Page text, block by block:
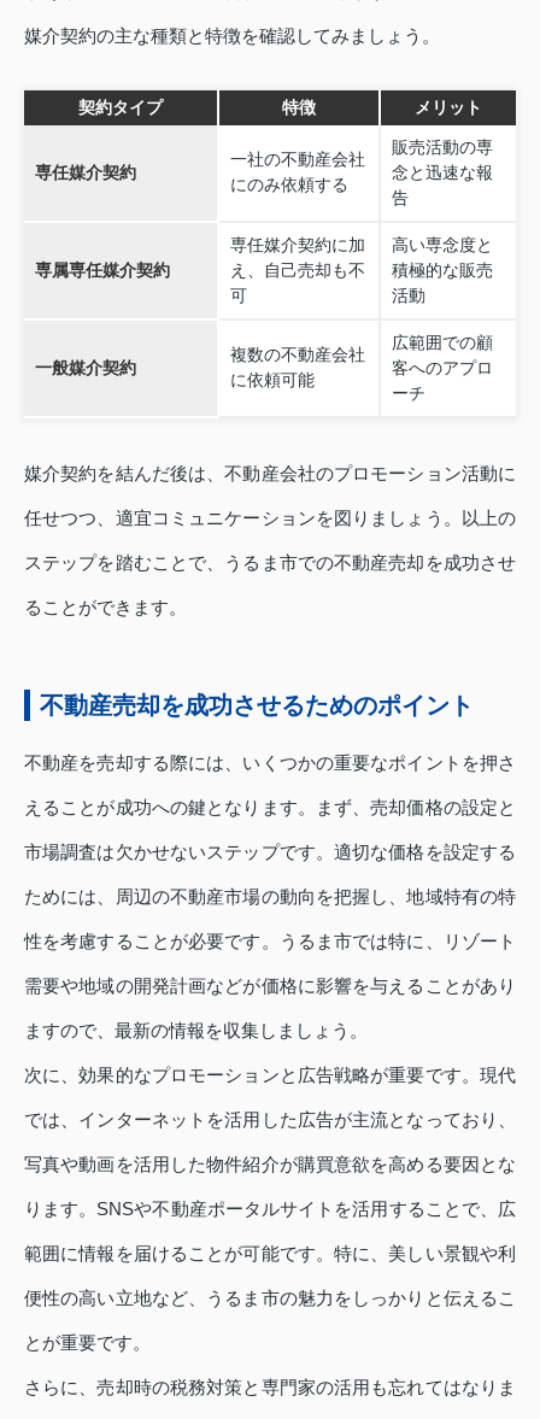
媒介契約の主な種類と特徴を確認してみましょう。
契約タイプ 特徴 メリット
専任媒介契約
一社の不動産会社
にのみ依頼する
販売活動の専
念と迅速な報
告
専属専任媒介契約
専任媒介契約に加
え、自己売却も不
可
高い専念度と
積極的な販売
活動
一般媒介契約
複数の不動産会社
に依頼可能
広範囲での顧
客へのアプロ
ーチ
媒介契約を結んだ後は、不動産会社のプロモーション活動に
任せつつ、適宜コミュニケーションを図りましょう。以上の
ステップを踏むことで、うるま市での不動産売却を成功させ
ることができます。
不動産売却を成功させるためのポイント
不動産を売却する際には、いくつかの重要なポイントを押さ
えることが成功への鍵となります。まず、売却価格の設定と
市場調査は欠かせないステップです。適切な価格を設定する
ためには、周辺の不動産市場の動向を把握し、地域特有の特
性を考慮することが必要です。うるま市では特に、リゾート
需要や地域の開発計画などが価格に影響を与えることがあり
ますので、最新の情報を収集しましょう。
次に、効果的なプロモーションと広告戦略が重要です。現代
では、インターネットを活用した広告が主流となっており、
写真や動画を活用した物件紹介が購買意欲を高める要因とな
ります。SNSや不動産ポータルサイトを活用することで、広
範囲に情報を届けることが可能です。特に、美しい景観や利
便性の高い立地など、うるま市の魅力をしっかりと伝えるこ
とが重要です。
さらに、売却時の税務対策と専門家の活用も忘れてはなりま